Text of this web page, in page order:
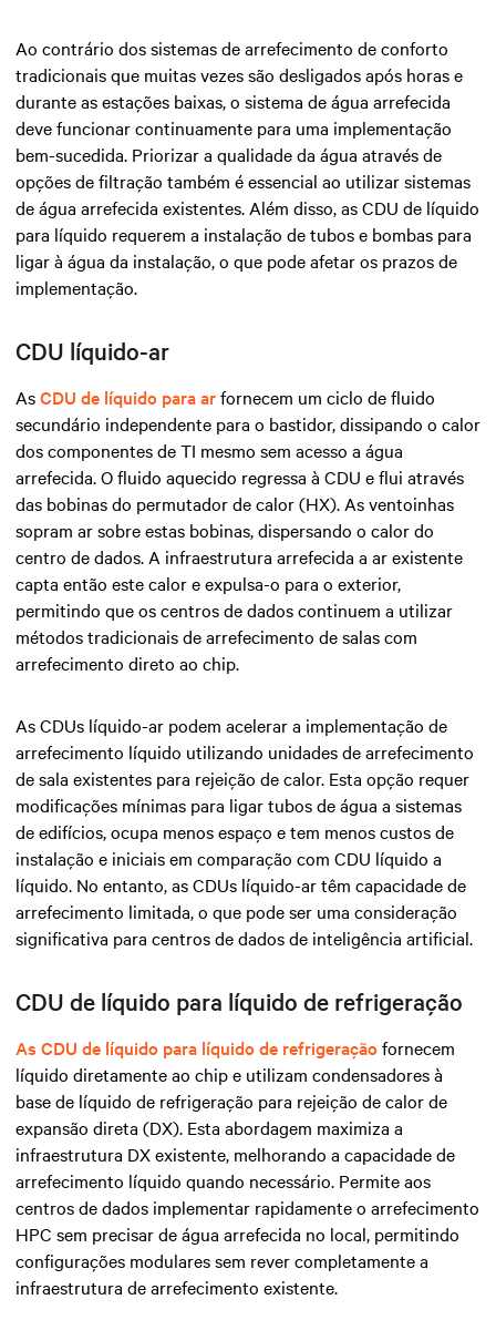
Ao contrário dossistemas de arrefecimento de conforto
tradicionaisque muitas vezes são desligados após horas e
durante as estações baixas, o sistema de água arrefecida
deve funcionar continuamente para uma implementação
bem-sucedida. Priorizar a qualidade da água através de
opções de filtração também é essencial ao utilizar sistemas
de água arrefecida existentes. Além disso, as CDU de líquido
para líquido requerem a instalação de tubos e bombas para
ligar à água da instalação, o que pode afetar os prazos de
implementação.
CDU líquido-ar
AsCDU de líquido para arfornecem um ciclo de fluido
secundário independente para o bastidor, dissipando o calor
dos componentes de TI mesmo sem acesso a água
arrefecida. O fluido aquecido regressa à CDU e flui através
das bobinas do permutador de calor (HX). As ventoinhas
sopram ar sobre estas bobinas, dispersando o calor do
centro de dados. A infraestrutura arrefecida a ar existente
capta então este calor e expulsa-o para o exterior,
permitindo que os centros de dados continuem a utilizar
métodos tradicionais de arrefecimento de salas com
arrefecimento direto ao chip.
As CDUs líquido-ar podem acelerar a implementação de
arrefecimento líquido utilizando unidades de arrefecimento
de sala existentes para rejeição de calor. Esta opção requer
modificações mínimas para ligar tubos de água a sistemas
de edifícios, ocupa menos espaço e tem menos custos de
instalação e iniciais em comparação com CDU líquido a
líquido. No entanto, as CDUs líquido-ar têm capacidade de
arrefecimento limitada, o que pode ser uma consideração
significativa para centros de dados de inteligência artificial.
CDU de líquido para líquido de refrigeração
As CDU de líquido para líquido de refrigeraçãofornecem
líquido diretamente ao chip e utilizam condensadores à
base de líquido de refrigeração para rejeição de calor de
expansão direta (DX). Esta abordagem maximiza a
infraestrutura DX existente, melhorando a capacidade de
arrefecimento líquido quando necessário. Permite aos
centros de dados implementar rapidamente o arrefecimento
HPC sem precisar de água arrefecida no local, permitindo
configurações modulares sem rever completamente a
infraestrutura de arrefecimento existente.